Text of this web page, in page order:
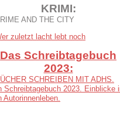
KRIMI:
Das Schreibtagebuch
2023: